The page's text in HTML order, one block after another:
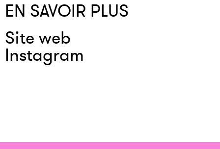
EN SAVOIR PLUS
Site web
Instagram